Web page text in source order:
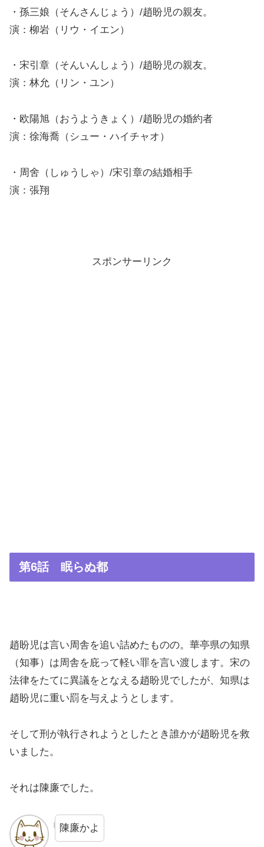
・孫三娘（そんさんじょう）/趙盼児の親友。
演：柳岩（リウ・イエン）
・宋引章（そんいんしょう）/趙盼児の親友。
演：林允（リン・ユン）
・欧陽旭（おうようきょく）/趙盼児の婚約者
演：徐海喬（シュー・ハイチャオ）
・周舍（しゅうしゃ）/宋引章の結婚相手
演：張翔
スポンサーリンク
第6話 眠らぬ都
趙盼児は言い周舎を追い詰めたものの。華亭県の知県
（知事）は周舎を庇って軽い罪を言い渡します。宋の
法律をたてに異議をとなえる趙盼児でしたが、知県は
趙盼児に重い罰を与えようとします。
そして刑が執行されようとしたとき誰かが趙盼児を救
いました。
それは陳廉でした。
陳廉かよ